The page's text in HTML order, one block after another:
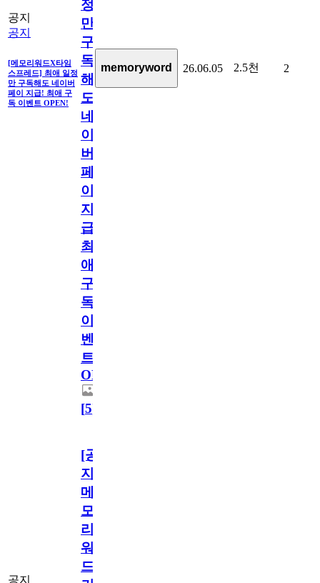
공지
공지
[메모리워드X타임
스프레드] 최애 일정
만 구독해도 네이버
페이 지급! 최애 구
독 이벤트 OPEN!
정
만
구
독
해
도
네
이
버
페
이
지
급!
최
애
구
독
이
벤
트
OPEN!
[5]
memoryword 26.06.05 2.5천 2
공지
[공
지]
메
모
리
워
드